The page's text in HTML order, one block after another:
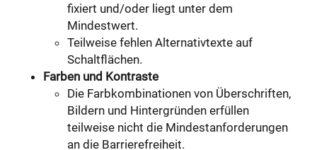
fixiert und/oder liegt unter dem
Mindestwert.
Teilweise fehlen Alternativtexte auf
Schaltflächen.
Farben und Kontraste
Die Farbkombinationen von Überschriften,
Bildern und Hintergründen erfüllen
teilweise nicht die Mindestanforderungen
an die Barrierefreiheit.